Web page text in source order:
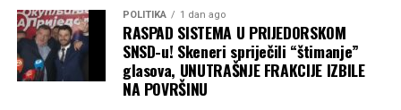
POLITIKA 1 dan ago
RASPAD SISTEMA U PRIJEDORSKOM
SNSD-u! Skeneri spriječili “štimanje”
glasova, UNUTRAŠNJE FRAKCIJE IZBILE
NA POVRŠINU